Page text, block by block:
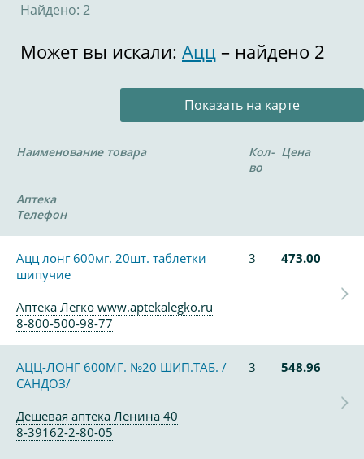
Найдено: 2
Может вы искали: Ацц – найдено 2
Показать на карте
Наименование товара
Кол-
во
Цена
Аптека
Телефон
Ацц лонг 600мг. 20шт. таблетки
шипучие
3 473.00
Аптека Легко www.aptekalegko.ru
8-800-500-98-77
АЦЦ-ЛОНГ 600МГ. №20 ШИП.ТАБ. /
САНДОЗ/
3 548.96
Дешевая аптека Ленина 40
8-39162-2-80-05